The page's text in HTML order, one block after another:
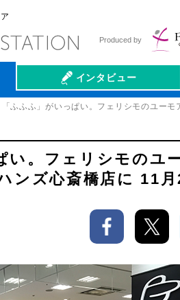
Produced by
インタビュー
会社伝
「ふふふ」がいっぱい。フェリシモのユー
い。フェリシモの
ンズ心斎橋店に 11